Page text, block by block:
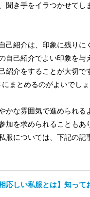
聞き手をイラつかせてし
己紹介は、印象に残りに
自己紹介でよい印象を与
紹介をすることが大切で
まとめるのがよいでしょ
かな雰囲気で進められる
加を求められることもあ
服については、下記の記
応しい私服とは】知って